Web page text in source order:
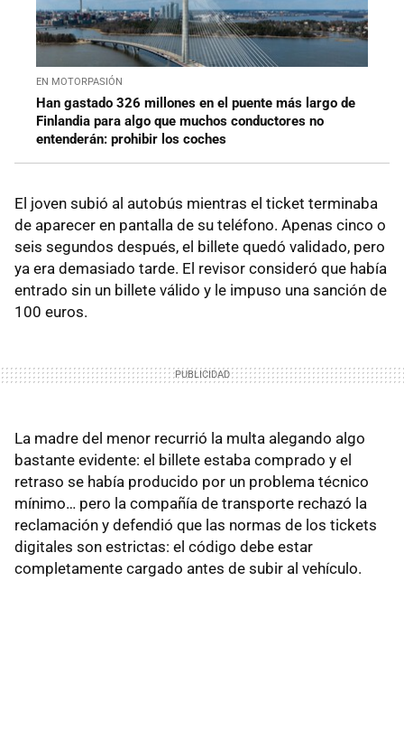
EN MOTORPASIÓN
Han gastado 326 millones en el puente más largo de
Finlandia para algo que muchos conductores no
entenderán: prohibir los coches
El joven subió al autobús mientras el ticket terminaba
de aparecer en pantalla de su teléfono. Apenas cinco o
seis segundos después, el billete quedó validado, pero
ya era demasiado tarde. El revisor consideró que había
entrado sin un billete válido y le impuso una sanción de
100 euros.
La madre del menor recurrió la multa alegando algo
bastante evidente: el billete estaba comprado y el
retraso se había producido por un problema técnico
mínimo… pero la compañía de transporte rechazó la
reclamación y defendió que las normas de los tickets
digitales son estrictas: el código debe estar
completamente cargado antes de subir al vehículo.